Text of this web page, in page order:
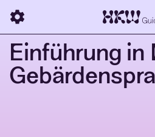
Einführung in